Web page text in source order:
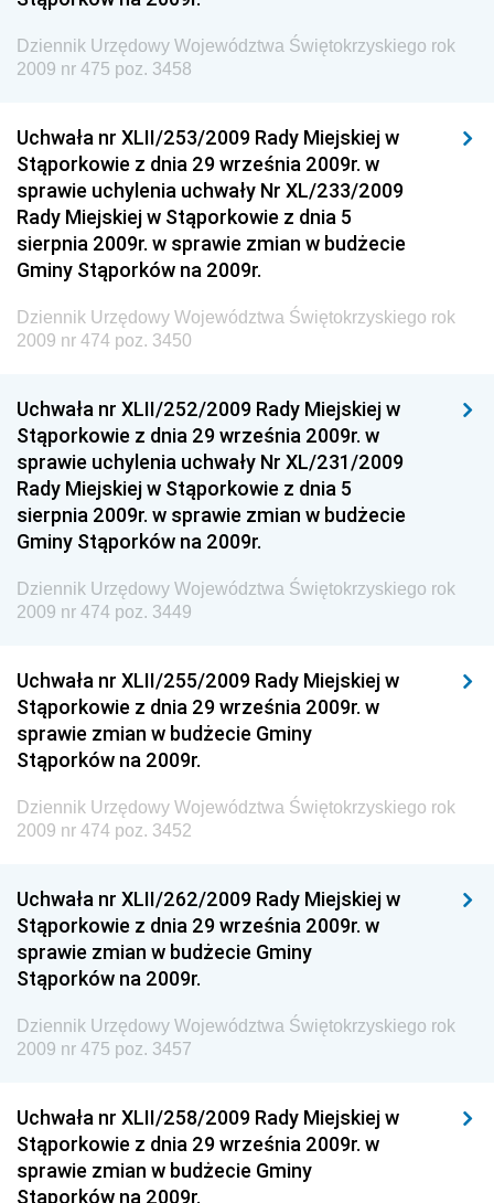
Dziennik Urzędowy Prezesa Urzędu Transportu
Kolejowego
Technologii
Dziennik Urzędowy Ministra Inwestycji i Rozwoju
Dziennik Urzędowy Naczelnego Dyrektora Archiwów
Państwowych
Dziennik Urzędowy Ministra Finansów, Inwestycji i
Dziennik Urzędowy Ministra Klimatu
Dziennik Urzędowy Ministra Funduszy i Polityki
Regionalnej
Dziennik Urzędowy Ministra Aktywów Państwowych
Dziennik Urzędowy Ministra Zdrowia
Dziennik Urzędowy Ministra Środowiska i Głównego
Dziennik Urzędowy Ministra Klimatu i Środowiska
Narodowego i Sportu
Dziennik Urzędowy Ministra Finansów, Funduszy i
Polityki Regionalnej
Dziennik Urzędowy Ministra Rozwoju, Pracy i
Technologii
Dziennik Urzędowy Ministra Kultury, Dziedzictwa
Dziennik Urzędowy Ministra Rodziny i Polityki
Społecznej
Dziennik Urzędowy Komendy Głównej Straży
Granicznej
Dziennik Urzędowy Głównego Inspektoratu Transportu
Drogowego
Dziennik Urzędowy Komendy Głównej Policji
Dziennik Urzędowy Ministra Pracy i Polityki
Społecznej
Dziennik Urzędowy Województwa Świętokrzyskiego rok
2009 nr 475 poz. 3458
Uchwała nr XLII/253/2009 Rady Miejskiej w
Stąporkowie z dnia 29 września 2009r. w
sprawie uchylenia uchwały Nr XL/233/2009
Rady Miejskiej w Stąporkowie z dnia 5
sierpnia 2009r. w sprawie zmian w budżecie
Gminy Stąporków na 2009r.
Dziennik Urzędowy Województwa Świętokrzyskiego rok
2009 nr 474 poz. 3450
Uchwała nr XLII/252/2009 Rady Miejskiej w
Stąporkowie z dnia 29 września 2009r. w
sprawie uchylenia uchwały Nr XL/231/2009
Rady Miejskiej w Stąporkowie z dnia 5
sierpnia 2009r. w sprawie zmian w budżecie
Gminy Stąporków na 2009r.
Dziennik Urzędowy Województwa Świętokrzyskiego rok
2009 nr 474 poz. 3449
Uchwała nr XLII/255/2009 Rady Miejskiej w
Stąporkowie z dnia 29 września 2009r. w
sprawie zmian w budżecie Gminy
Stąporków na 2009r.
Dziennik Urzędowy Województwa Świętokrzyskiego rok
2009 nr 474 poz. 3452
Uchwała nr XLII/262/2009 Rady Miejskiej w
Stąporkowie z dnia 29 września 2009r. w
sprawie zmian w budżecie Gminy
Stąporków na 2009r.
Dziennik Urzędowy Województwa Świętokrzyskiego rok
2009 nr 475 poz. 3457
Uchwała nr XLII/258/2009 Rady Miejskiej w
Stąporkowie z dnia 29 września 2009r. w
sprawie zmian w budżecie Gminy
Stąporków na 2009r.